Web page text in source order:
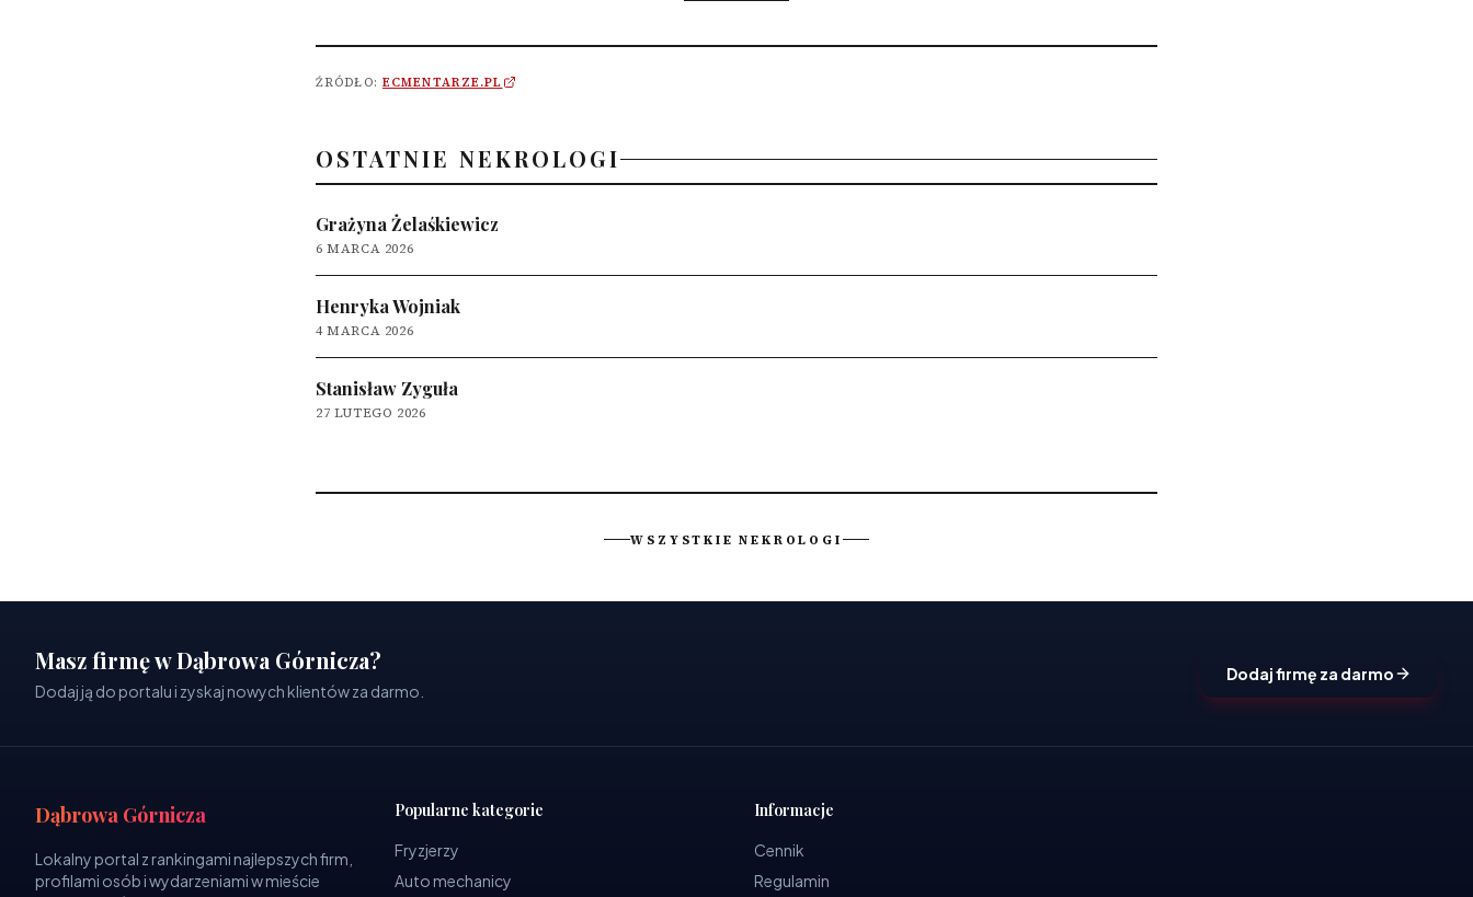
ŹRÓDŁO: ECMENTARZE.PL
OSTATNIE NEKROLOGI
Grażyna Żelaśkiewicz
6 MARCA 2026
Henryka Wojniak
4 MARCA 2026
Stanisław Zyguła
27 LUTEGO 2026
WSZYSTKIE NEKROLOGI
Masz firmę w Dąbrowa Górnicza?
Dodaj ją do portalu i zyskaj nowych klientów za darmo.
Dodaj firmę za darmo
Dąbrowa Górnicza
Lokalny portal z rankingami najlepszych firm,
profilami osób i wydarzeniami w mieście
Popularne kategorie
Fryzjerzy
Auto mechanicy
Informacje
Cennik
Regulamin